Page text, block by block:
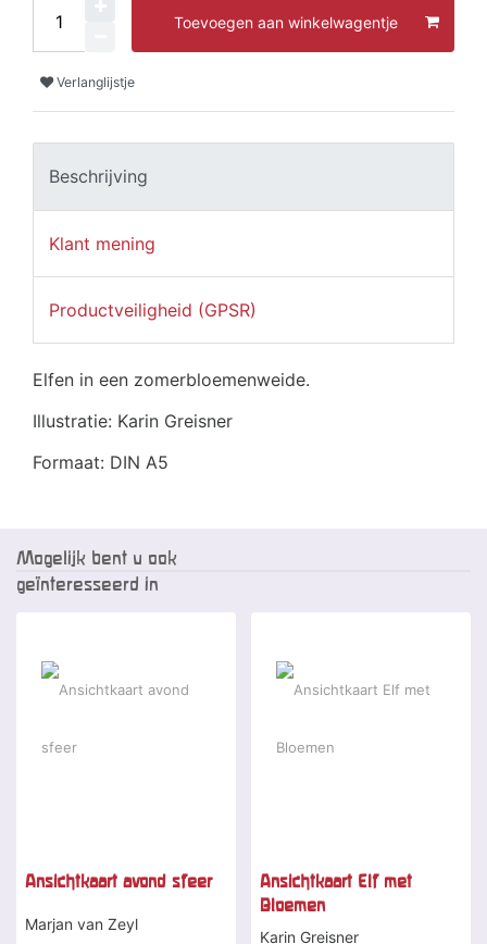
Toevoegen aan winkelwagentje
Verlanglijstje
Beschrijving
Klant mening
Productveiligheid (GPSR)
Elfen in een zomerbloemenweide.
Illustratie: Karin Greisner
Formaat: DIN A5
Mogelijk bent u ook
geïnteresseerd in
Ansichtkaart avond sfeer
Marjan van Zeyl
Ansichtkaart Elf met
Bloemen
Karin Greisner